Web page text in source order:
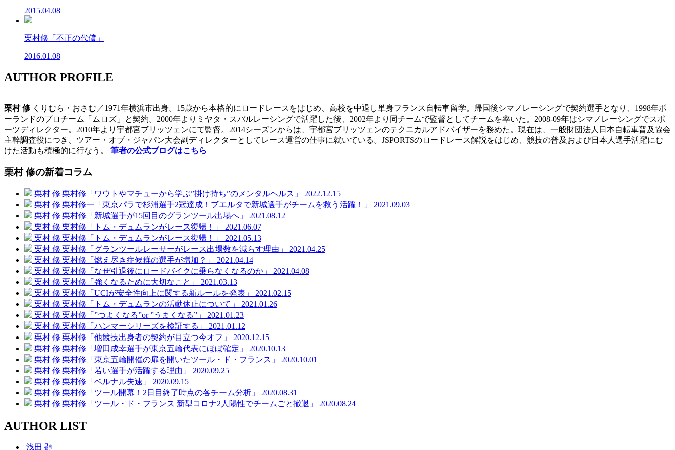
2015.04.08
栗村修「不正の代償」
2016.01.08
AUTHOR PROFILE
栗村 修 くりむら・おさむ／1971年横浜市出身。15歳から本格的にロードレースをはじめ、高校を中退し単身フランス自転車留学。帰国後シマノレーシングで契約選手となり、1998年ポ
ーランドのプロチーム「ムロズ」と契約。2000年よりミヤタ・スバルレーシングで活躍した後、2002年より同チームで監督としてチームを率いた。2008-09年はシマノレーシングでスポ
ーツディレクター。2010年より宇都宮ブリッツェンにて監督。2014シーズンからは、宇都宮ブリッツェンのテクニカルアドバイザーを務めた。現在は、一般財団法人日本自転車普及協会
主幹調査役につき、ツアー・オブ・ジャパン大会副ディレクターとしてレース運営の仕事に就いている。JSPORTSのロードレース解説をはじめ、競技の普及および日本人選手活躍にむ
けた活動も積極的に行なう。 筆者の公式ブログはこちら
栗村 修の新着コラム
栗村 修 栗村修「ワウトやマチューから学ぶ”掛け持ち”のメンタルヘルス」
2022.12.15
栗村 修 栗村修一「東京パラで杉浦選手2冠達成！ブエルタで新城選手がチームを救う活躍！」
2021.09.03
栗村 修 栗村修「新城選手が15回目のグランツール出場へ」
2021.08.12
栗村 修 栗村修「トム・デュムランがレース復帰！」
2021.06.07
栗村 修 栗村修「トム・デュムランがレース復帰！」
2021.05.13
栗村 修 栗村修「グランツールレーサーがレース出場数を減らす理由」
2021.04.25
栗村 修 栗村修「燃え尽き症候群の選手が増加？」
2021.04.14
栗村 修 栗村修「なぜ引退後にロードバイクに乗らなくなるのか」
2021.04.08
栗村 修 栗村修「強くなるために大切なこと」
2021.03.13
栗村 修 栗村修「UCIが安全性向上に関する新ルールを発表」
2021.02.15
栗村 修 栗村修「トム・デュムランの活動休止について」
2021.01.26
栗村 修 栗村修「”つよくなる”or ”うまくなる”」
2021.01.23
栗村 修 栗村修「ハンマーシリーズを検証する」
2021.01.12
栗村 修 栗村修「他競技出身者の契約が目立つ今オフ」
2020.12.15
栗村 修 栗村修「増田成幸選手が東京五輪代表にほぼ確定」
2020.10.13
栗村 修 栗村修「東京五輪開催の扉を開いたツール・ド・フランス」
2020.10.01
栗村 修 栗村修「若い選手が活躍する理由」
2020.09.25
栗村 修 栗村修「ベルナル失速」
2020.09.15
栗村 修 栗村修「ツール開幕！2日目終了時点の各チーム分析」
2020.08.31
栗村 修 栗村修「ツール・ド・フランス 新型コロナ2人陽性でチームごと撤退」 2020.08.24
AUTHOR LIST
浅田 顕